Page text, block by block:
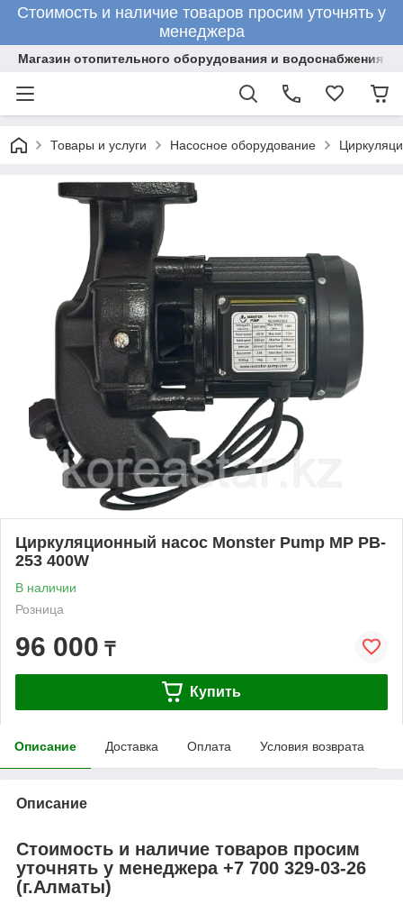
Стоимость и наличие товаров просим уточнять у
менеджера
Магазин отопительного оборудования и водоснабжения
Товары и услуги Насосное оборудование
Циркуляционный насос Monster Pump MP PB-
253 400W
В наличии
Розница
96 000 ₸
Купить
Описание Доставка Оплата Условия возврата
Описание
Стоимость и наличие товаров просим
уточнять у менеджера+7 700 329-03-26
(г.Алматы)